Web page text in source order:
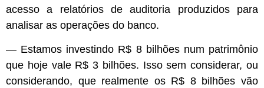
acesso a relatórios de auditoria produzidos para
analisar as operações do banco.
— Estamos investindo R$ 8 bilhões num patrimônio
que hoje vale R$ 3 bilhões. Isso sem considerar, ou
considerando, que realmente os R$ 8 bilhões vão